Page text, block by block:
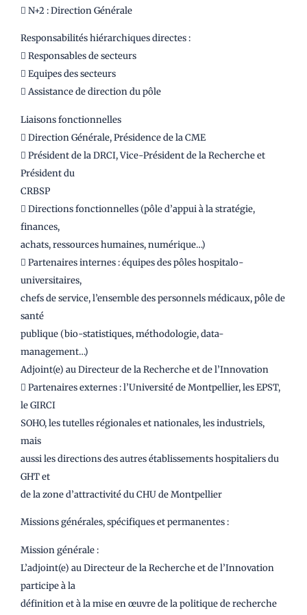
 N+2 : Direction Générale
Responsabilités hiérarchiques directes :
 Responsables de secteurs
 Equipes des secteurs
 Assistance de direction du pôle
Liaisons fonctionnelles
 Direction Générale, Présidence de la CME
 Président de la DRCI, Vice-Président de la Recherche et
Président du
CRBSP
 Directions fonctionnelles (pôle d’appui à la stratégie,
finances,
achats, ressources humaines, numérique…)
 Partenaires internes : équipes des pôles hospitalo-
universitaires,
chefs de service, l’ensemble des personnels médicaux, pôle de
santé
publique (bio-statistiques, méthodologie, data-
management…)
Adjoint(e) au Directeur de la Recherche et de l’Innovation
 Partenaires externes : l’Université de Montpellier, les EPST,
le GIRCI
SOHO, les tutelles régionales et nationales, les industriels,
mais
aussi les directions des autres établissements hospitaliers du
GHT et
de la zone d’attractivité du CHU de Montpellier
Missions générales, spécifiques et permanentes :
Mission générale :
L’adjoint(e) au Directeur de la Recherche et de l’Innovation
participe à la
définition et à la mise en œuvre de la politique de recherche